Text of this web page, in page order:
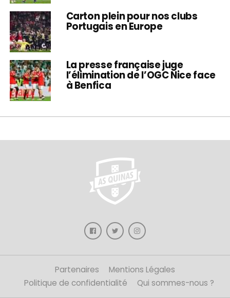
Carton plein pour nos clubs
Portugais en Europe
La presse française juge
l’élimination de l’OGC Nice face
à Benfica
Partenaires
Mentions Légales
Politique de confidentialité
Qui sommes-nous ?